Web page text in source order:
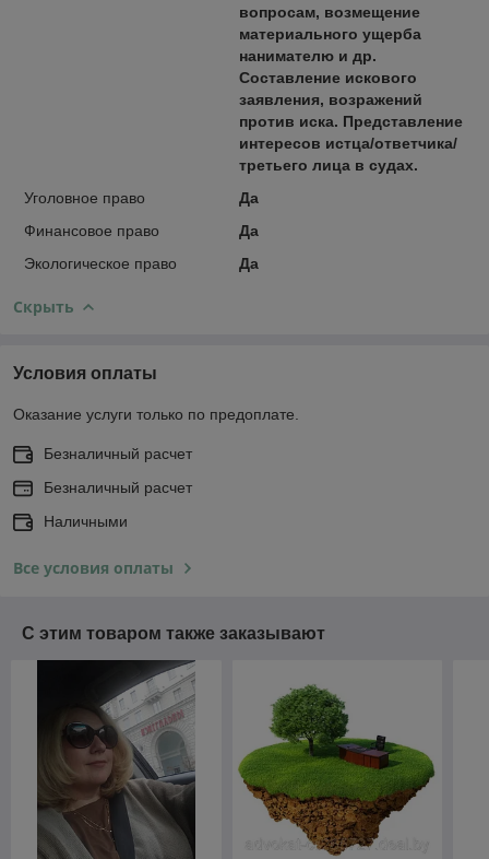
вопросам, возмещение
материального ущерба
нанимателю и др.
Составление искового
заявления, возражений
против иска. Представление
интересов истца/ответчика/
третьего лица в судах.
Уголовное право
Да
Финансовое право
Да
Экологическое право
Да
Скрыть
Условия оплаты
Оказание услуги только по предоплате.
Безналичный расчет
Безналичный расчет
Наличными
Все условия оплаты
С этим товаром также заказывают